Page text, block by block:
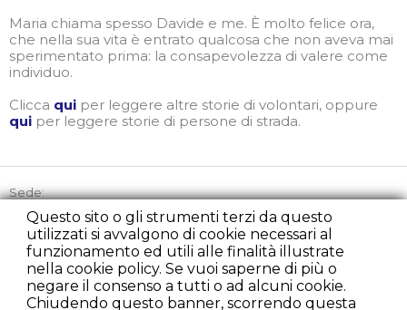
Questo sito o gli strumenti terzi da questo
utilizzati si avvalgono di cookie necessari al
funzionamento ed utili alle finalità illustrate
nella cookie policy. Se vuoi saperne di più o
negare il consenso a tutti o ad alcuni cookie.
Chiudendo questo banner, scorrendo questa
Maria chiama spesso Davide e me. È molto felice ora,
che nella sua vita è entrato qualcosa che non aveva mai
sperimentato prima: la consapevolezza di valere come
individuo.
Clicca qui per leggere altre storie di volontari, oppure
qui per leggere storie di persone di strada.
Sede:
Via Picozzi 21, 20131 Milano
Tel:+39 02 45863842
Cell:+39 348 2235107
Fax:+39 02 22225279
presidenza@rondacaritamilano.com